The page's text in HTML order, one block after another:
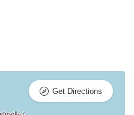
Get Directions